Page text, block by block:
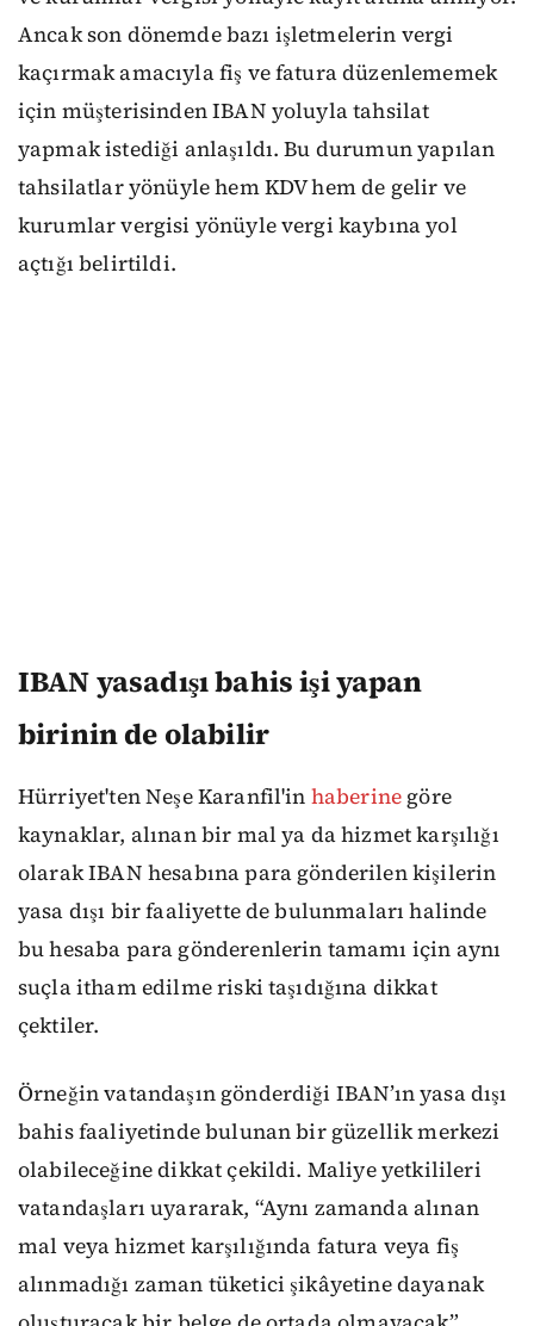
Ancak son dönemde bazı işletmelerin vergi
kaçırmak amacıyla fiş ve fatura düzenlememek
için müşterisinden IBAN yoluyla tahsilat
yapmak istediği anlaşıldı. Bu durumun yapılan
tahsilatlar yönüyle hem KDV hem de gelir ve
kurumlar vergisi yönüyle vergi kaybına yol
açtığı belirtildi.
IBAN yasadışı bahis işi yapan
birinin de olabilir
Hürriyet'ten Neşe Karanfil'in haberine göre
kaynaklar, alınan bir mal ya da hizmet karşılığı
olarak IBAN hesabına para gönderilen kişilerin
yasa dışı bir faaliyette de bulunmaları halinde
bu hesaba para gönderenlerin tamamı için aynı
suçla itham edilme riski taşıdığına dikkat
çektiler.
Örneğin vatandaşın gönderdiği IBAN’ın yasa dışı
bahis faaliyetinde bulunan bir güzellik merkezi
olabileceğine dikkat çekildi. Maliye yetkilileri
vatandaşları uyararak, “Aynı zamanda alınan
mal veya hizmet karşılığında fatura veya fiş
alınmadığı zaman tüketici şikâyetine dayanak